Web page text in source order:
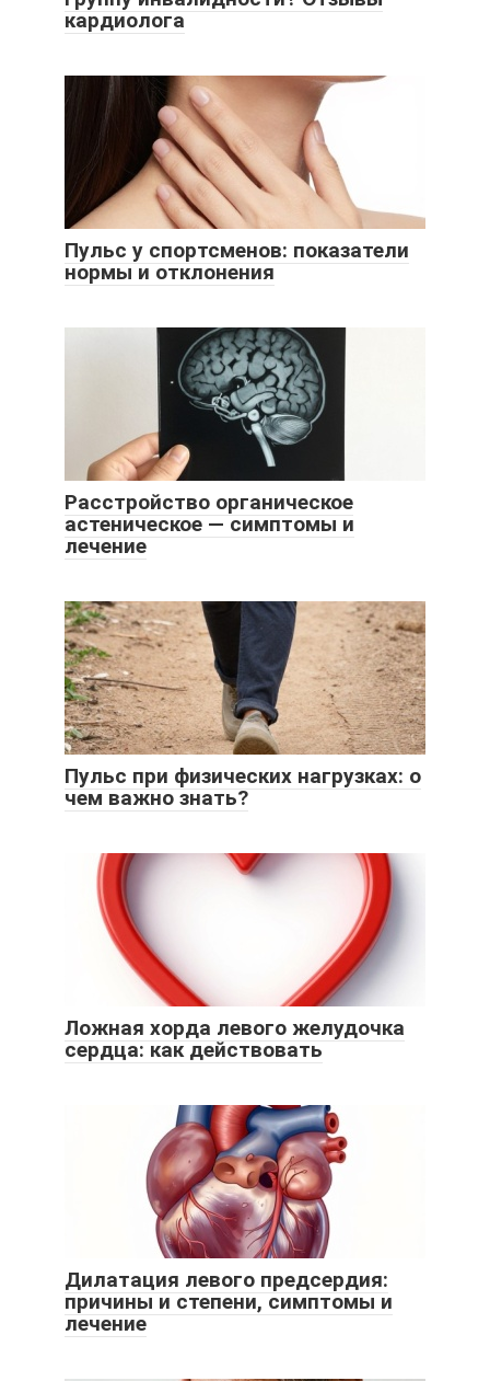
кардиолога
Пульс у спортсменов: показатели
нормы и отклонения
Расстройство органическое
астеническое — симптомы и
лечение
Пульс при физических нагрузках: о
чем важно знать?
Ложная хорда левого желудочка
сердца: как действовать
Дилатация левого предсердия:
причины и степени, симптомы и
лечение